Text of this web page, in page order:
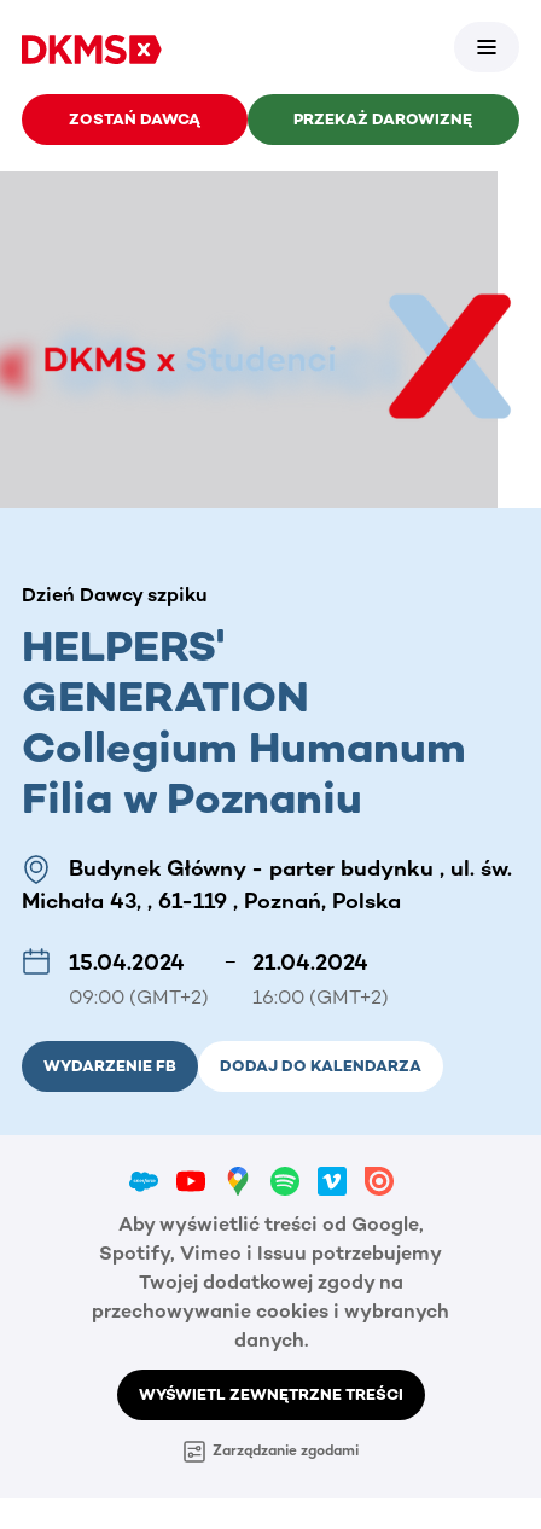
ZOSTAŃ DAWCĄ PRZEKAŻ DAROWIZNĘ
Dzień Dawcy szpiku
HELPERS'
GENERATION
Collegium Humanum
Filia w Poznaniu
Budynek Główny - parter budynku , ul. św.
Michała 43, , 61-119 , Poznań, Polska
15.04.2024
09:00 (GMT+2)
– 21.04.2024
16:00 (GMT+2)
WYDARZENIE FB DODAJ DO KALENDARZA
Aby wyświetlić treści od Google,
Spotify, Vimeo i Issuu potrzebujemy
Twojej dodatkowej zgody na
przechowywanie cookies i wybranych
danych.
WYŚWIETL ZEWNĘTRZNE TREŚCI
Zarządzanie zgodami